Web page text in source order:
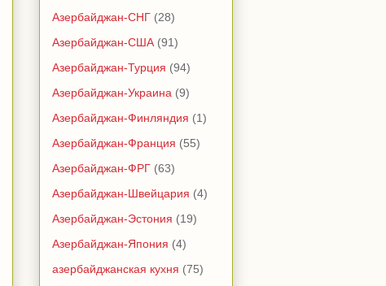
Азербайджан-СНГ (28)
Азербайджан-США (91)
Азербайджан-Турция (94)
Азербайджан-Украина (9)
Азербайджан-Финляндия (1)
Азербайджан-Франция (55)
Азербайджан-ФРГ (63)
Азербайджан-Швейцария (4)
Азербайджан-Эстония (19)
Азербайджан-Япония (4)
азербайджанская кухня (75)